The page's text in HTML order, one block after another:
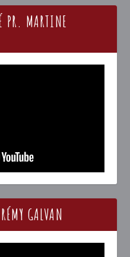
PR. MARTINE
GALVAN